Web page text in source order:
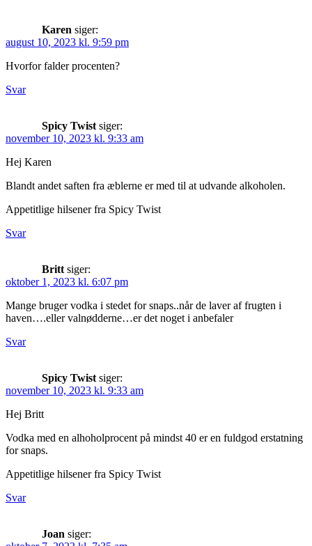
Karen siger:
august 10, 2023 kl. 9:59 pm
Hvorfor falder procenten?
Svar
Spicy Twist siger:
november 10, 2023 kl. 9:33 am
Hej Karen
Blandt andet saften fra æblerne er med til at udvande alkoholen.
Appetitlige hilsener fra Spicy Twist
Svar
Britt siger:
oktober 1, 2023 kl. 6:07 pm
Mange bruger vodka i stedet for snaps..når de laver af frugten i
haven….eller valnødderne…er det noget i anbefaler
Svar
Spicy Twist siger:
november 10, 2023 kl. 9:33 am
Hej Britt
Vodka med en alhoholprocent på mindst 40 er en fuldgod erstatning
for snaps.
Appetitlige hilsener fra Spicy Twist
Svar
Joan siger: